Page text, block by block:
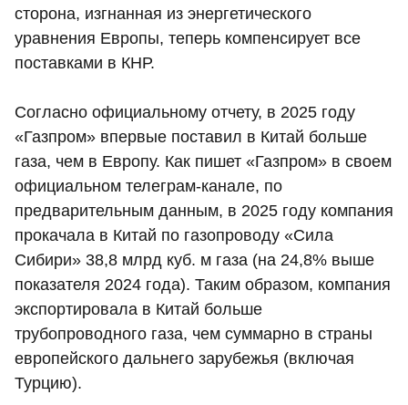
сторона, изгнанная из энергетического
уравнения Европы, теперь компенсирует все
поставками в КНР.
Согласно официальному отчету, в 2025 году
«Газпром» впервые поставил в Китай больше
газа, чем в Европу. Как пишет «Газпром» в своем
официальном телеграм-канале, по
предварительным данным, в 2025 году компания
прокачала в Китай по газопроводу «Сила
Сибири» 38,8 млрд куб. м газа (на 24,8% выше
показателя 2024 года). Таким образом, компания
экспортировала в Китай больше
трубопроводного газа, чем суммарно в страны
европейского дальнего зарубежья (включая
Турцию).